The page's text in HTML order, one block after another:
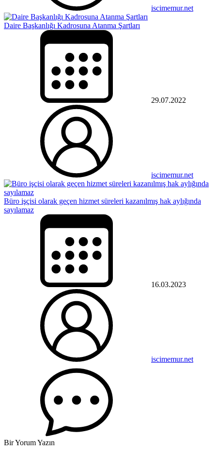
iscimemur.net
Daire Başkanlığı Kadrosuna Atanma Şartları
29.07.2022
iscimemur.net
Büro işçisi olarak geçen hizmet süreleri kazanılmış hak aylığında
sayılamaz
16.03.2023
iscimemur.net
Bir Yorum Yazın